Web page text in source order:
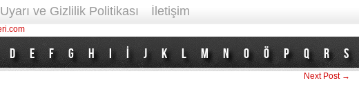
Uyarı ve Gizlilik Politikası İletişim
D E F G H I İ J K L M N O Ö P Q R S
Next Post →